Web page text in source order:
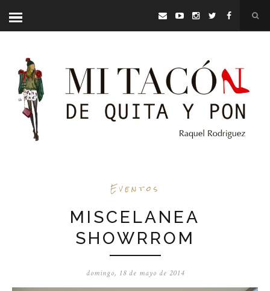
Eventos
MISCELANEA
SHOWRROM
domingo, 18 de mayo de 2014